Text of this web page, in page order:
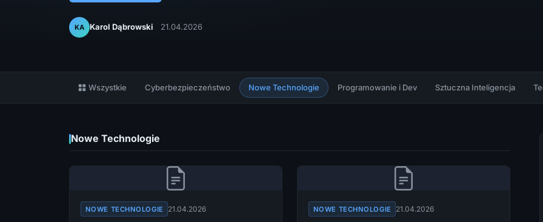
KA Karol Dąbrowski 21.04.2026
Wszystkie Cyberbezpieczeństwo Nowe Technologie Programowanie i Dev Sztuczna Inteligencja
Nowe Technologie
NOWE TECHNOLOGIE 21.04.2026 NOWE TECHNOLOGIE 21.04.2026